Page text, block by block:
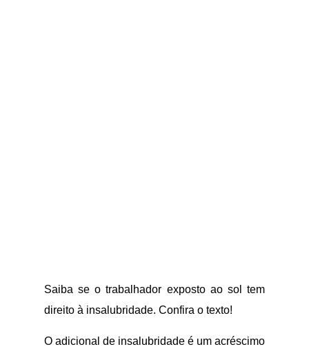
Saiba se o trabalhador exposto ao sol tem
direito à insalubridade. Confira o texto!
O adicional de insalubridade é um acréscimo